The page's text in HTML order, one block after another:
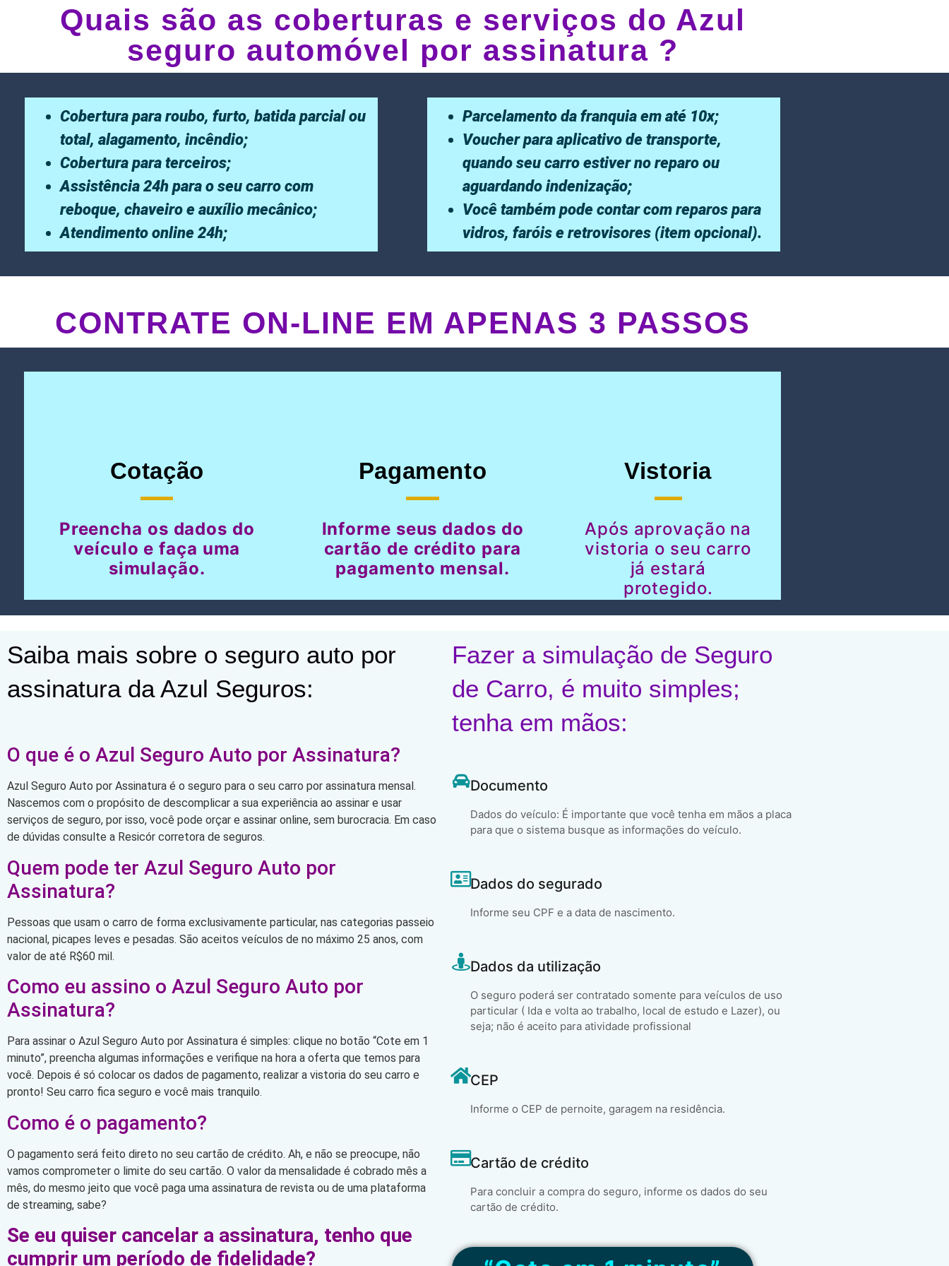
Quais são as coberturas e serviços do Azul
seguro automóvel por assinatura ?
Cobertura para roubo, furto, batida parcial ou
total, alagamento, incêndio;
Cobertura para terceiros;
Assistência 24h para o seu carro com
reboque, chaveiro e auxílio mecânico;
Atendimento online 24h;
Parcelamento da franquia em até 10x;
Voucher para aplicativo de transporte,
quando seu carro estiver no reparo ou
aguardando indenização;
Você também pode contar com reparos para
vidros, faróis e retrovisores (item opcional).
CONTRATE ON-LINE EM APENAS 3 PASSOS
Cotação
Preencha os dados do
veículo e faça uma
simulação.
Pagamento
Informe seus dados do
cartão de crédito para
pagamento mensal.
Vistoria
Após aprovação na
vistoria o seu carro
já estará
protegido.
Saiba mais sobre o seguro auto por
assinatura da Azul Seguros:
O que é o Azul Seguro Auto por Assinatura?
Azul Seguro Auto por Assinatura é o seguro para o seu carro por assinatura mensal.
Nascemos com o propósito de descomplicar a sua experiência ao assinar e usar
serviços de seguro, por isso, você pode orçar e assinar online, sem burocracia. Em caso
de dúvidas consulte a Resicór corretora de seguros.
Quem pode ter Azul Seguro Auto por
Assinatura?
Pessoas que usam o carro de forma exclusivamente particular, nas categorias passeio
nacional, picapes leves e pesadas. São aceitos veículos de no máximo 25 anos, com
valor de até R$60 mil.
Como eu assino o Azul Seguro Auto por
Assinatura?
Para assinar o Azul Seguro Auto por Assinatura é simples: clique no botão “Cote em 1
minuto”, preencha algumas informações e verifique na hora a oferta que temos para
você. Depois é só colocar os dados de pagamento, realizar a vistoria do seu carro e
pronto! Seu carro fica seguro e você mais tranquilo.
Como é o pagamento?
O pagamento será feito direto no seu cartão de crédito. Ah, e não se preocupe, não
vamos comprometer o limite do seu cartão. O valor da mensalidade é cobrado mês a
mês, do mesmo jeito que você paga uma assinatura de revista ou de uma plataforma
de streaming, sabe?
Se eu quiser cancelar a assinatura, tenho que
cumprir um período de fidelidade?
Fazer a simulação de Seguro
de Carro, é muito simples;
tenha em mãos:
Documento
Dados do veículo: É importante que você tenha em mãos a placa
para que o sistema busque as informações do veículo.
Dados do segurado
Informe seu CPF e a data de nascimento.
Dados da utilização
O seguro poderá ser contratado somente para veículos de uso
particular ( Ida e volta ao trabalho, local de estudo e Lazer), ou
seja; não é aceito para atividade profissional
CEP
Informe o CEP de pernoite, garagem na residência.
Cartão de crédito
Para concluir a compra do seguro, informe os dados do seu
cartão de crédito.